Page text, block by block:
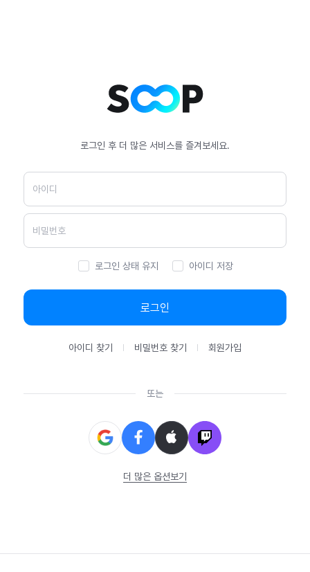
로그인 후 더 많은 서비스를 즐겨보세요.
로그인 상태 유지 아이디 저장
로그인
아이디 찾기 비밀번호 찾기 회원가입
또는
더 많은 옵션보기